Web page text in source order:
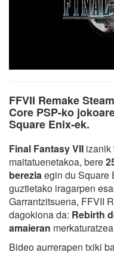
FFVII Remake
Core PSP-ko
Square Enix-ek.
Final Fantasy VII izanik
maitatuenetakoa, bere
bereziaegin du Square
guztietako iragarpen
Garrantzitsuena, FFVII
dagokiona da: Rebirth d
amaieran
Bideo aurrerapen txiki